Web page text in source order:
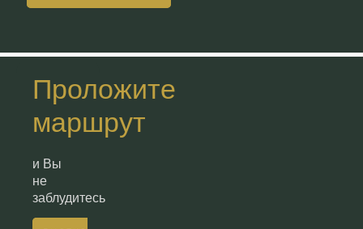
Проложите
маршрут
и Вы
не
заблудитесь